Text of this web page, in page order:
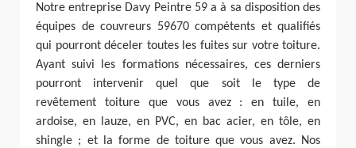
Notre entreprise Davy Peintre 59 a à sa disposition des
équipes de couvreurs 59670 compétents et qualifiés
qui pourront déceler toutes les fuites sur votre toiture.
Ayant suivi les formations nécessaires, ces derniers
pourront intervenir quel que soit le type de
revêtement toiture que vous avez : en tuile, en
ardoise, en lauze, en PVC, en bac acier, en tôle, en
shingle ; et la forme de toiture que vous avez. Nos